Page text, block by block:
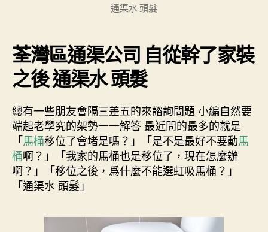
通渠水 頭髮
荃灣區通渠公司 自從幹了家裝
之後 通渠水 頭髮
總有一些朋友會隔三差五的來諮詢問題 小編自然要
端起老學究的架勢一一解答 最近問的最多的就是
「馬桶移位了會堵是嗎？」「是不是最好不要動馬
桶啊？」「我家的馬桶也是移位了，現在怎麼辦
啊？」「移位之後，爲什麼不能選虹吸馬桶？」
「通渠水 頭髮」